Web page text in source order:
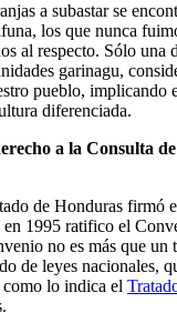
a subastar se
los que nunca
al respecto. Sólo una
garinagu,
pueblo, implicando
diferenciada.
a la Consulta
de Honduras firmó
en 1995 ratifico el
no es más que un
de leyes nacionales,
lo indica el